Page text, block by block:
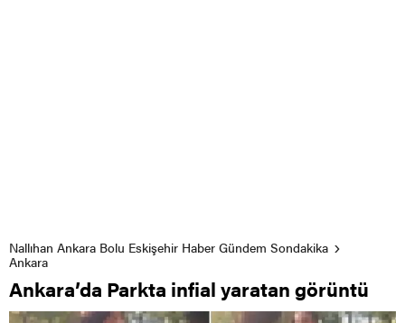
Nallıhan Ankara Bolu Eskişehir Haber Gündem Sondakika
Ankara
Ankara’da Parkta infial yaratan görüntü